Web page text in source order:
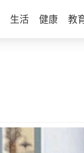
生活 健康 教